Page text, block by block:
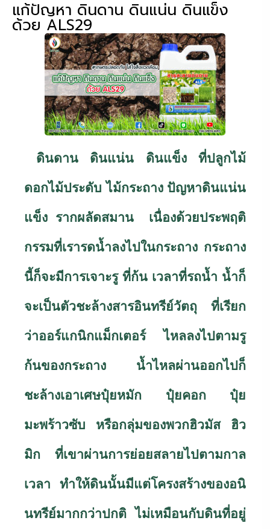
แก้ปัญหา ดินดาน ดินแน่น ดินแข็ง
ด้วย ALS29
ดินดาน ดินแน่น ดินแข็ง ที่ปลูกไม้
ดอกไม้ประดับ ไม้กระถาง ปัญหาดินแน่น
แข็ง รากผลัดสมาน เนื่องด้วยประพฤติ
กรรมที่เรารดน้ำลงไปในกระถาง กระถาง
นี้ก็จะมีการเจาะรู ที่ก้น เวลาที่รถน้ำ น้ำก็
จะเป็นตัวชะล้างสารอินทรีย์วัตถุ ที่เรียก
ว่าออร์แกนิกแม็กเตอร์ ไหลลงไปตามรู
ก้นของกระถาง น้ำไหลผ่านออกไปก็
ชะล้างเอาเศษปุ๋ยหมัก ปุ๋ยคอก ปุ๋ย
มะพร้าวซับ หรือกลุ่มของพวกฮิวมัส ฮิว
มิก ที่เขาผ่านการย่อยสลายไปตามกาล
เวลา ทำให้ดินนั้นมีแต่โครงสร้างของอนิ
นทรีย์มากกว่าปกติ ไม่เหมือนกับดินที่อยู่